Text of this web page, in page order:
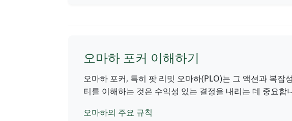
오마하 포커 이해하기
오마하 포커, 특히 팟 리밋 오마하(PLO)는 그 액션과 복잡
티를 이해하는 것은 수익성 있는 결정을 내리는 데 중요합
오마하의 주요 규칙